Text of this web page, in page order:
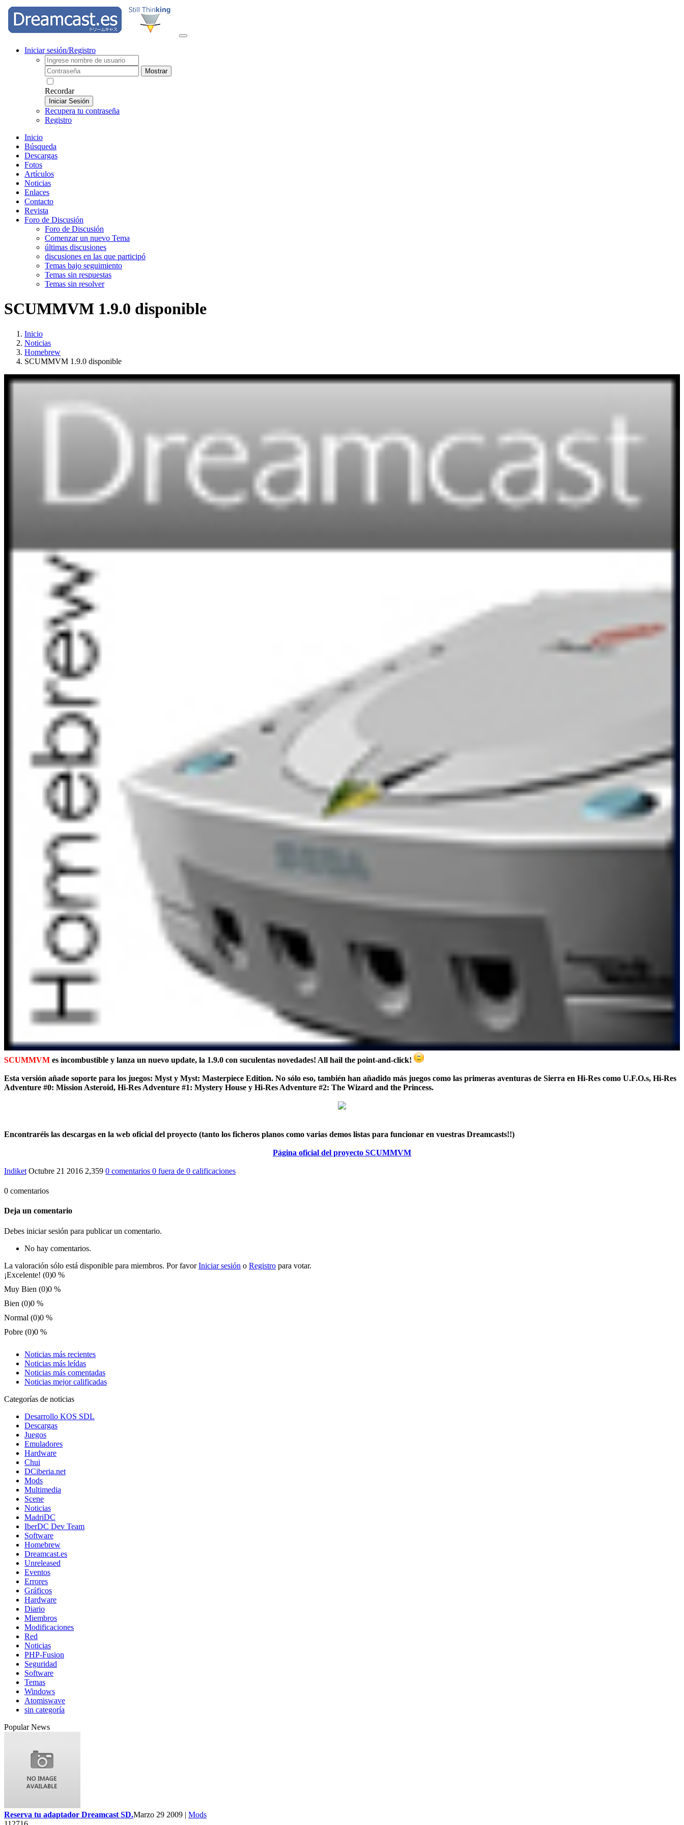
Iniciar sesión/Registro
Mostrar
Recordar
Iniciar Sesión
Recupera tu contraseña
Registro
Inicio
Búsqueda
Descargas
Fotos
Artículos
Noticias
Enlaces
Contacto
Revista
Foro de Discusión
Foro de Discusión
Comenzar un nuevo Tema
últimas discusiones
discusiones en las que participó
Temas bajo seguimiento
Temas sin respuestas
Temas sin resolver
SCUMMVM 1.9.0 disponible
Inicio
Noticias
Homebrew
SCUMMVM 1.9.0 disponible
SCUMMVM es incombustible y lanza un nuevo update, la 1.9.0 con suculentas novedades! All hail the point-and-click!
Esta versión añade soporte para los juegos: Myst y Myst: Masterpiece Edition. No sólo eso, también han añadido más juegos como las primeras aventuras de Sierra en Hi-Res como U.F.O.s, Hi-Res
Adventure #0: Mission Asteroid, Hi-Res Adventure #1: Mystery House y Hi-Res Adventure #2: The Wizard and the Princess.
Encontraréis las descargas en la web oficial del proyecto (tanto los ficheros planos como varias demos listas para funcionar en vuestras Dreamcasts!!)
Página oficial del proyecto SCUMMVM
Indiket Octubre 21 2016 2,359 0 comentarios 0 fuera de 0 calificaciones
0 comentarios
Deja un comentario
Debes iniciar sesión para publicar un comentario.
No hay comentarios.
La valoración sólo está disponible para miembros. Por favorIniciar sesión o Registro para votar.
¡Excelente! (0)0 %
Muy Bien (0)0 %
Bien (0)0 %
Normal (0)0 %
Pobre (0)0 %
Noticias más recientes
Noticias más leídas
Noticias más comentadas
Noticias mejor calificadas
Categorías de noticias
Desarrollo KOS SDL
Descargas
Juegos
Emuladores
Hardware
Chui
DCiberia.net
Mods
Multimedia
Scene
Noticias
MadriDC
IberDC Dev Team
Software
Homebrew
Dreamcast.es
Unreleased
Eventos
Errores
Gráficos
Hardware
Diario
Miembros
Modificaciones
Red
Noticias
PHP-Fusion
Seguridad
Software
Temas
Windows
Atomiswave
sin categoría
Popular News
Reserva tu adaptador Dreamcast SD.Marzo 29 2009 | Mods